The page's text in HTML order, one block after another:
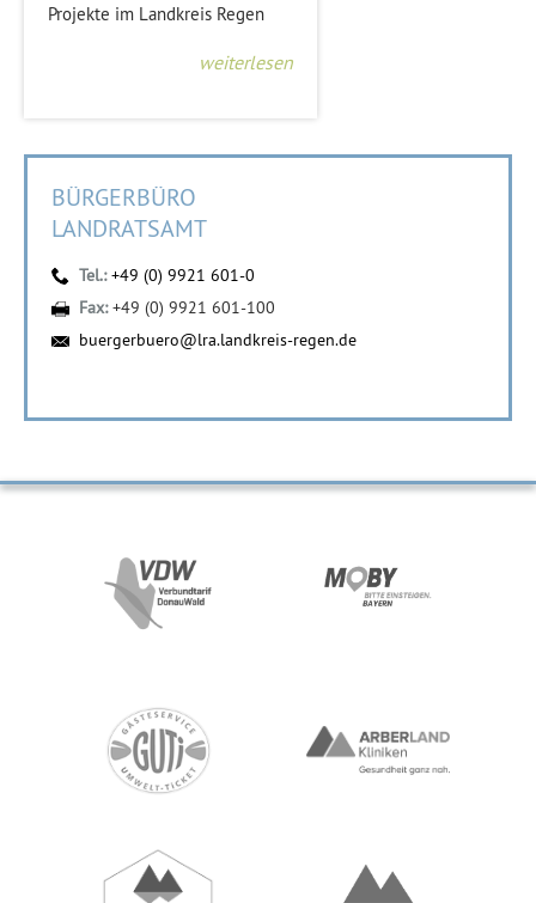
Projekte im Landkreis Regen
weiterlesen
BÜRGERBÜRO
LANDRATSAMT
Tel.:+49 (0) 9921 601-0
Fax:+49 (0) 9921 601-100
buergerbuero@lra.landkreis-regen.de